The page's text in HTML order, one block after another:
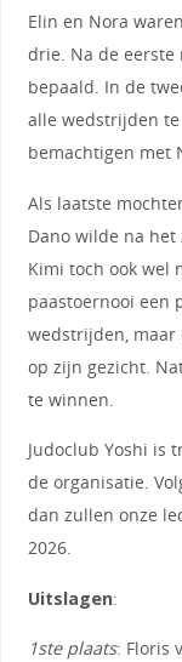
Elin en Nora
drie. Na de
bepaald. In de
alle wedstrijden
bemachtigen met
Als laatste
Dano wilde na
Kimi toch ook wel
paastoernooi een
wedstrijden,
op zijn gezicht.
te winnen.
Judoclub Yoshi is
de organisatie.
dan zullen onze
2026.
Uitslagen:
1ste plaats: Floris